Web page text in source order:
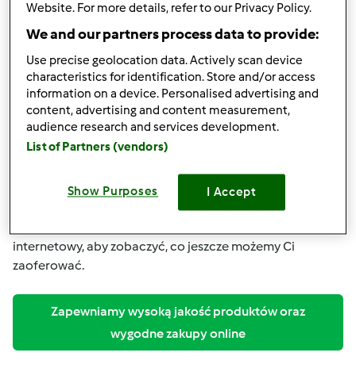
W naszym sklepie znajdziesz:
Oryginalne foremki na ciasta, które pozwolą Ci
stworzyć wyjątkowe wypieki, zachwycające nie tylko
smakiem, ale i wyglądem.
Podstawki pod urządzenie Thermomix®, które pomogą
Ci przesuwać TM po blacie.
Woskowijki, które są naturalną alternatywą dla
torebek śniadaniowych, folii aluminiowej oraz
Naczynie termiczne - idealne do serwowania zarówno
internetowy, aby zobaczyć, co jeszcze możemy Ci
zaoferować.
Zapewniamy wysoką jakość produktów oraz
wygodne zakupy online
Website. For more details, refer to our Privacy Policy.
We and our partners process data to provide:
Use precise geolocation data. Actively scan device
characteristics for identification. Store and/or access
information on a device. Personalised advertising and
content, advertising and content measurement,
audience research and services development.
List of Partners (vendors)
Show Purposes I Accept